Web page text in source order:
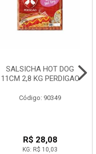
SALSICHA HOT DOG
11CM 2,8 KG PERDIGAO
Código: 90349
R$ 28,08
KG: R$ 10,03